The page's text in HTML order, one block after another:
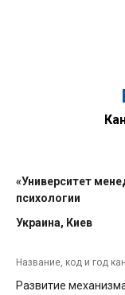
«Университет
психологии
Украина, Киев
Название, код и год
Развитие